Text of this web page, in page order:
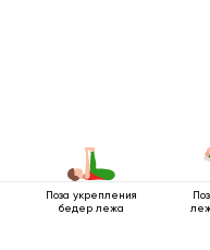
Поза укрепления
бедер лежа